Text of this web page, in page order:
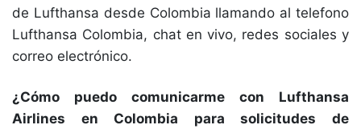
de Lufthansa desde Colombia llamando al telefono
Lufthansa Colombia, chat en vivo, redes sociales y
correo electrónico.
¿Cómo puedo comunicarme con Lufthansa
Airlines en Colombia para solicitudes de